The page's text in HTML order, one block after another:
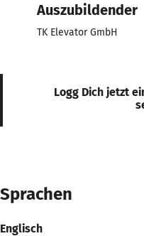
Auszubildender
TK Elevator GmbH
Logg Dich jetzt
Sprachen
Englisch